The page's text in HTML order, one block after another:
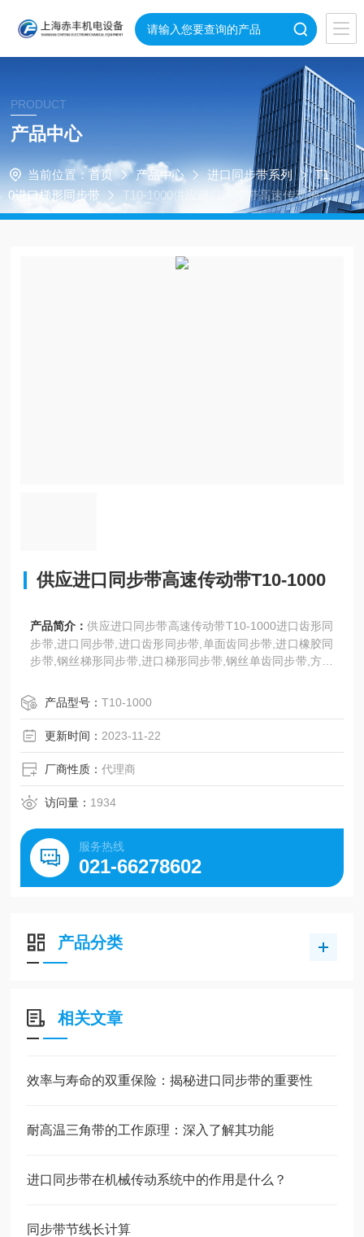
PRODUCT
产品中心
当前位置： 首页 产品中心 进口同步带系列
T1
0进口梯形同步带
T10-1000供应进口同步带高速传动带T
10-1000
供应进口同步带高速传动带T10-1000
产品简介：供应进口同步带高速传动带T10-1000进口齿形同
步带,进口同步带,进口齿形同步带,单面齿同步带,进口橡胶同
步带,钢丝梯形同步带,进口梯形同步带,钢丝单齿同步带,方形
5、DT10型。日本三星、美国盖茨、德国奥比等世界名优工
业皮带。
产品型号：T10-1000
更新时间： 2023-11-22
厂商性质：代理商
访问量： 1934
服务热线
021-66278602
产品分类
相关文章
效率与寿命的双重保险：揭秘进口同步带的重要性
耐高温三角带的工作原理：深入了解其功能
进口同步带在机械传动系统中的作用是什么？
同步带节线长计算